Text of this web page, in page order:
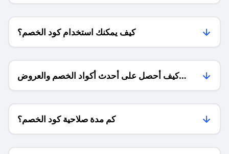
كيف يمكنك استخدام كود الخصم؟
كيف أحصل على أحدث أكواد الخصم والعروض
للمتاجر؟
كم مدة صلاحية كود الخصم؟